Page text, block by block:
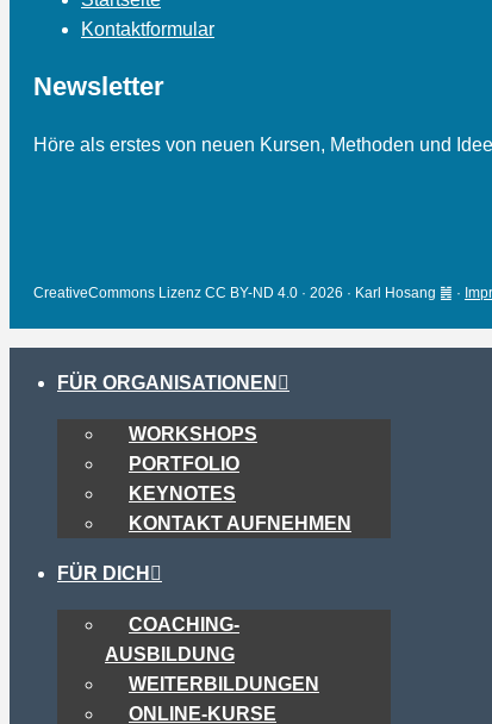
Kontaktformular
Newsletter
Höre als erstes von neuen Kursen, Methoden und
CreativeCommons Lizenz CC BY-ND 4.0 · 2026 · Karl Hosang ䷰ ·
FÜR ORGANISATIONEN
WORKSHOPS
PORTFOLIO
KEYNOTES
KONTAKT AUFNEHMEN
FÜR DICH
COACHING-
AUSBILDUNG
WEITERBILDUNGEN
ONLINE-KURSE